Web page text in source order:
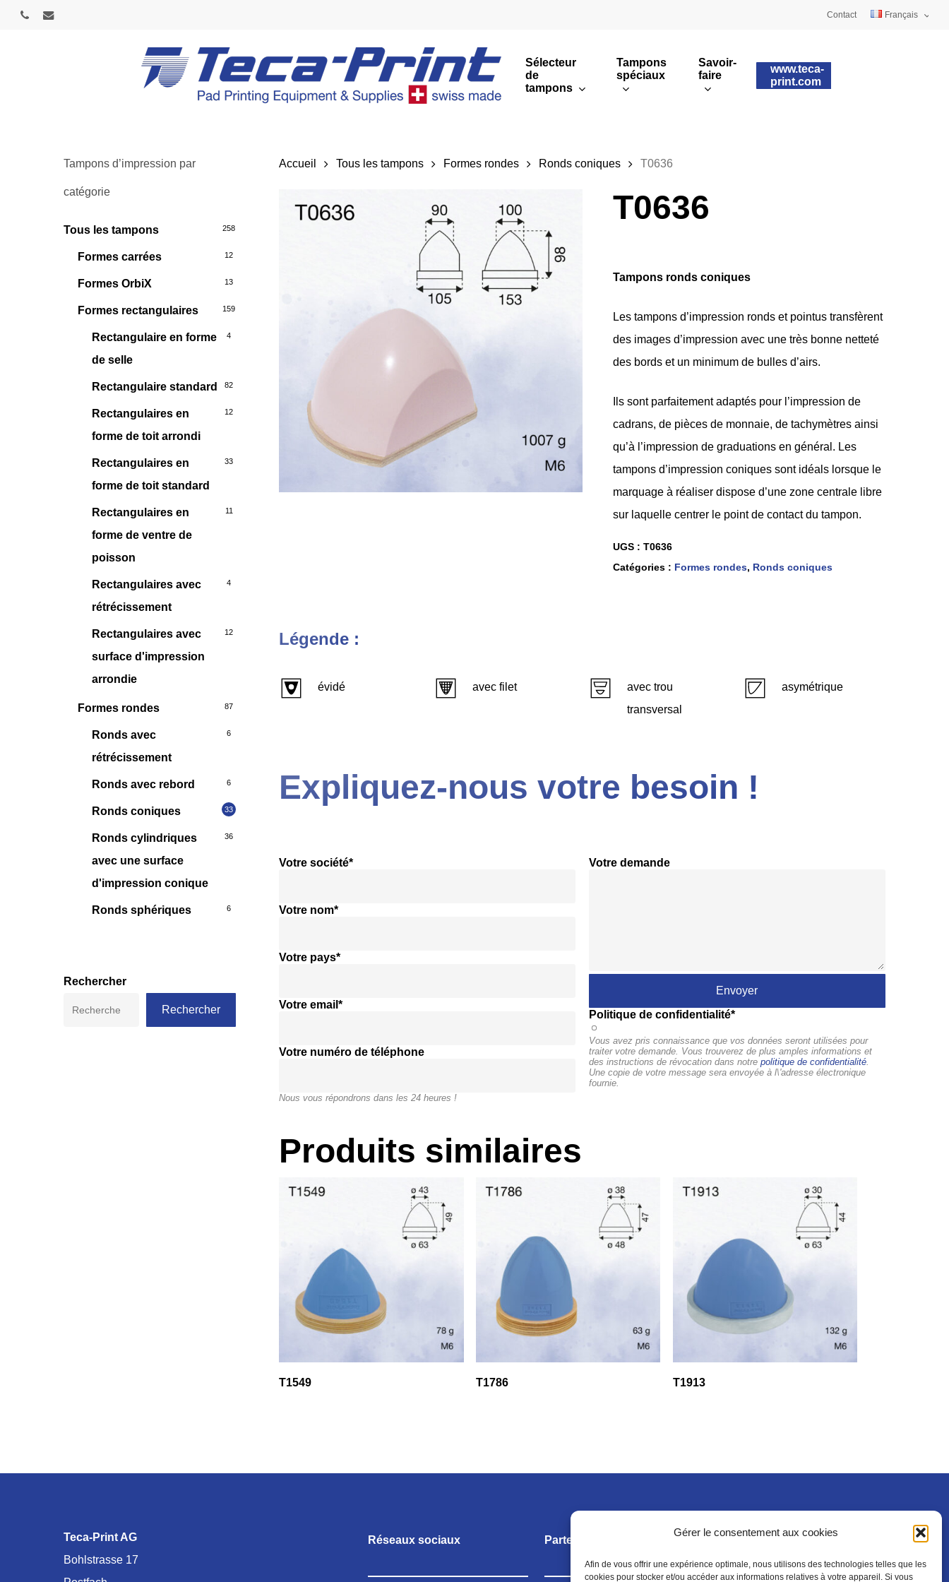
Gérer le consentement aux cookies
Afin de vous offrir une expérience optimale, nous utilisons des technologies telles que les
cookies pour stocker et/ou accéder aux informations relatives à votre appareil. Si vous
Skip
Contact Français
Sélecteur
de
tampons
Sommaire
Tampons
spéciaux
Savoir-
faire
www.teca-
print.com
Tampons d’impression par
catégorie
Tous les tampons 258
Formes carrées 12
Formes OrbiX 13
Formes rectangulaires 159
Rectangulaire en forme
de selle
4
Rectangulaire standard 82
Rectangulaires en
forme de toit arrondi
12
Rectangulaires en
forme de toit standard
33
Rectangulaires en
forme de ventre de
poisson
11
Rectangulaires avec
rétrécissement
4
Rectangulaires avec
surface d'impression
arrondie
12
Formes rondes 87
Ronds avec
rétrécissement
6
Ronds avec rebord 6
Ronds coniques 33
Ronds cylindriques
avec une surface
d'impression conique
36
Ronds sphériques 6
Rechercher
Rechercher
Accueil Tous les tampons Formes rondes Ronds coniques T0636
T0636
Tampons ronds coniques
Les tampons d’impression ronds et pointus transfèrent
des images d’impression avec une très bonne netteté
des bords et un minimum de bulles d’airs.
Ils sont parfaitement adaptés pour l’impression de
cadrans, de pièces de monnaie, de tachymètres ainsi
qu’à l’impression de graduations en général. Les
tampons d’impression coniques sont idéals lorsque le
marquage à réaliser dispose d’une zone centrale libre
sur laquelle centrer le point de contact du tampon.
UGS : T0636
Catégories : Formes rondes, Ronds coniques
Légende :
évidé avec filet
avec trou
transversal
asymétrique
Expliquez-nous votre besoin !
Votre société*
Votre nom*
Votre pays*
Votre email*
Votre numéro de téléphone
Nous vous répondrons dans les 24 heures !
Votre demande
Politique de confidentialité*
Vous avez pris connaissance que vos données seront utilisées pour
traiter votre demande. Vous trouverez de plus amples informations et
des instructions de révocation dans notre politique de confidentialité.
Une copie de votre message sera envoyée à l\'adresse électronique
fournie.
Produits similaires
T1549 T1786 T1913
Teca-Print AG
Bohlstrasse 17
Réseaux sociaux Partenariats Mentions légales